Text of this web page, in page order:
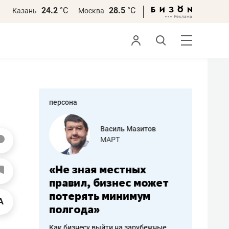
Казань 24.2 °С Москва 28.5 °С
персона
работа
Василь Мазитов
МАРТ
«Не зная местных
правил, бизнес может
потерять минимум
полгода»